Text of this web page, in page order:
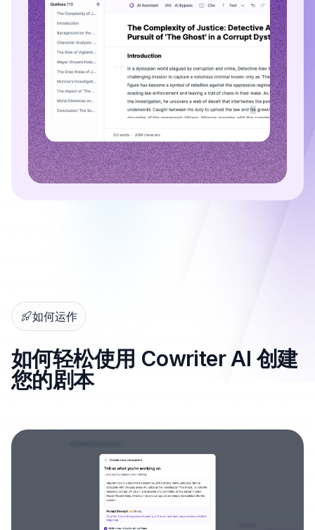
如何运作
如何轻松使用 Cowriter AI 创建
您的剧本